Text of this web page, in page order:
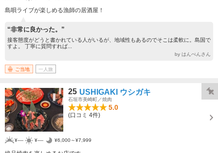
島唄ライブが楽しめる漁師の居酒屋！
“非常に良かった。”
接客態度がどうと書かれている人がいるが、地域性もあるのでそこは柔軟に。島国で
すよ。 丁寧に質問すれば...
by はんぺんさん
ご当地 一人旅
25 USHIGAKI ウシガキ
石垣市美崎町／焼肉
5.0
(口コミ 4件)
¥---- ¥---- ¥6,000～¥7,999